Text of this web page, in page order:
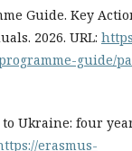
Guide. Key
2026. URL:
guide/
Ukraine: four
erasmus-